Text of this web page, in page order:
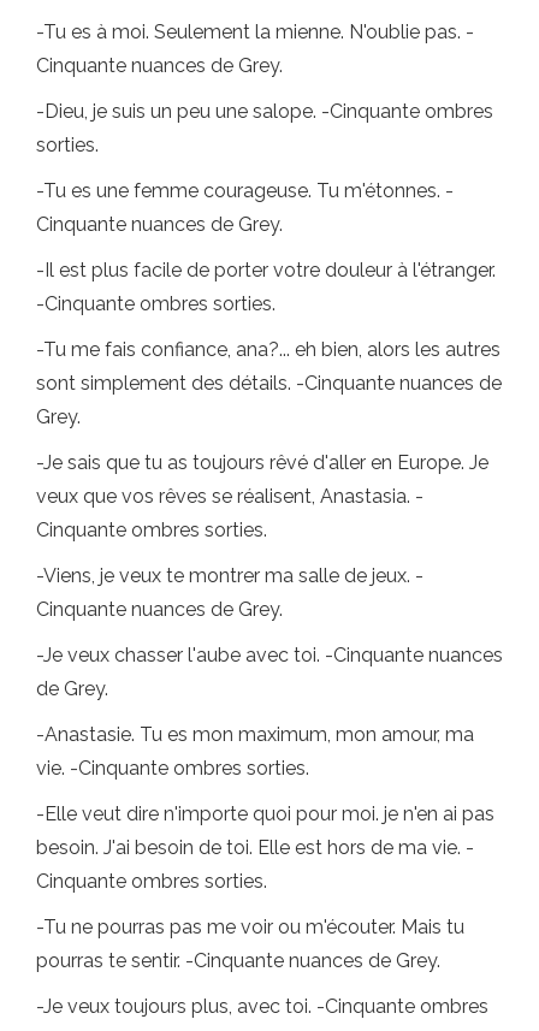
-Tu es à moi. Seulement la mienne. N'oublie pas. -
Cinquante nuances de Grey.
-Dieu, je suis un peu une salope. -Cinquante ombres
sorties.
-Tu es une femme courageuse. Tu m'étonnes. -
Cinquante nuances de Grey.
-Il est plus facile de porter votre douleur à l'étranger.
-Cinquante ombres sorties.
-Tu me fais confiance, ana?... eh bien, alors les autres
sont simplement des détails. -Cinquante nuances de
Grey.
-Je sais que tu as toujours rêvé d'aller en Europe. Je
veux que vos rêves se réalisent, Anastasia. -
Cinquante ombres sorties.
-Viens, je veux te montrer ma salle de jeux. -
Cinquante nuances de Grey.
-Je veux chasser l'aube avec toi. -Cinquante nuances
de Grey.
-Anastasie. Tu es mon maximum, mon amour, ma
vie. -Cinquante ombres sorties.
-Elle veut dire n'importe quoi pour moi. je n'en ai pas
besoin. J'ai besoin de toi. Elle est hors de ma vie. -
Cinquante ombres sorties.
-Tu ne pourras pas me voir ou m'écouter. Mais tu
pourras te sentir. -Cinquante nuances de Grey.
-Je veux toujours plus, avec toi. -Cinquante ombres